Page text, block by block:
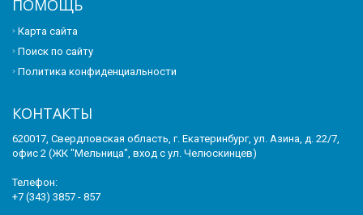
ПОМОЩЬ
Карта сайта
Поиск по сайту
Политика конфиденциальности
КОНТАКТЫ
620017, Свердловская область, г. Екатеринбург, ул. Азина, д. 22/7,
офис 2 (ЖК "Мельница", вход с ул. Челюскинцев)
Телефон:
+7 (343) 3857 - 857